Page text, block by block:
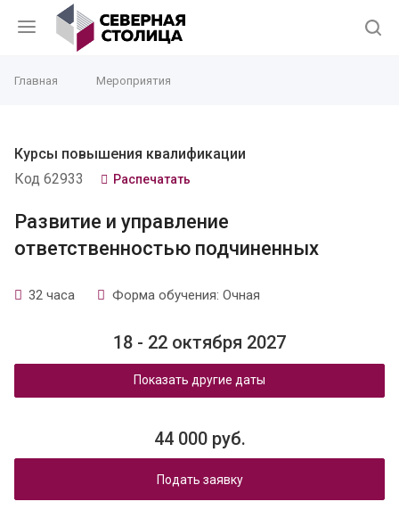
Главная Мероприятия
Курсы повышения квалификации
Код 62933
Распечатать
Развитие и управление
ответственностью подчиненных
32 часа Форма обучения: Очная
18 - 22 октября 2027
Показать другие даты
44 000 руб.
Подать заявку